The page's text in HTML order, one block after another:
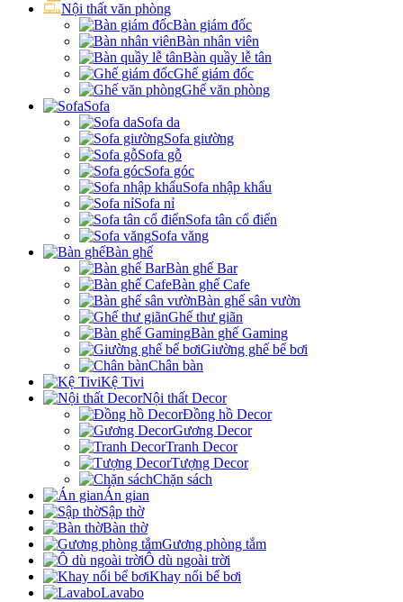
Nội thất văn phòng
Bàn giám đốc
Bàn nhân viên
Bàn quầy lễ tân
Ghế giám đốc
Ghế văn phòng
Sofa
Sofa da
Sofa giường
Sofa gỗ
Sofa góc
Sofa nhập khẩu
Sofa nỉ
Sofa tân cổ điển
Sofa văng
Bàn ghế
Bàn ghế Bar
Bàn ghế Cafe
Bàn ghế sân vườn
Ghế thư giãn
Bàn ghế Gaming
Giường ghế bể bơi
Chân bàn
Kệ Tivi
Nội thất Decor
Đồng hồ Decor
Gương Decor
Tranh Decor
Tượng Decor
Chặn sách
Án gian
Sập thờ
Bàn thờ
Gương phòng tắm
Ô dù ngoài trời
Khay nổi bể bơi
Lavabo